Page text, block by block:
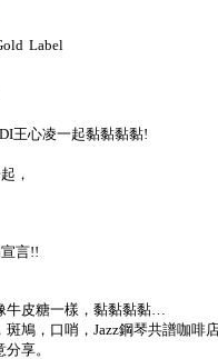
Label
王心凌一起黏黏黏黏!
，
言!!
牛皮糖一樣，黏黏黏黏…
鳩，口哨，Jazz鋼琴共譜咖啡
享。